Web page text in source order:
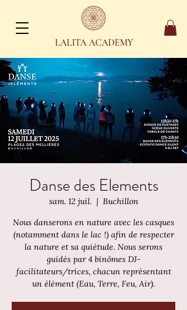
LALITA ACADEMY
Danse des Elements
sam. 12 juil.
  |
Buchillon
Nous danserons en nature avec les casques
(notamment dans le lac !) afin de respecter
la nature et sa quiétude. Nous serons
guidés par 4 binômes DJ-
facilitateurs/trices, chacun représentant
un élément (Eau, Terre, Feu, Air).